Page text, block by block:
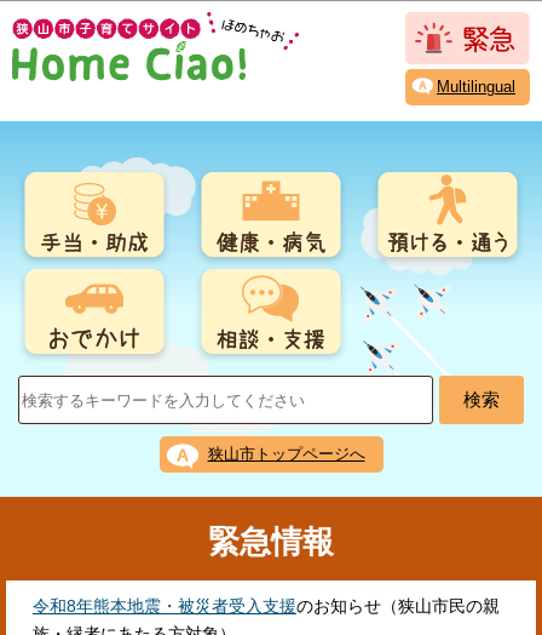
の
ペ
ジ
このページの本文へ移動
Multilingual
狭山市トップページへ
緊急情報
令和8年熊本地震・被災者受入支援のお知らせ（狭山市民の親